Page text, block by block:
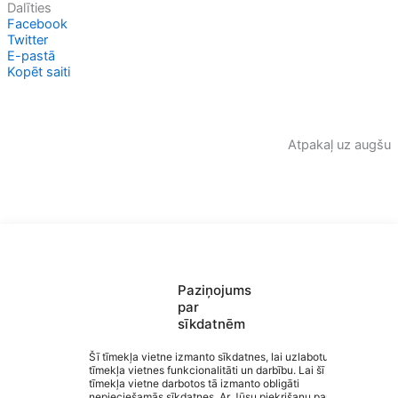
Paziņojums
par
sīkdatnēm
Šī tīmekļa vietne izmanto sīkdatnes, lai uzlabotu
tīmekļa vietnes funkcionalitāti un darbību. Lai šī
tīmekļa vietne darbotos tā izmanto obligāti
Dalīties
Facebook
Twitter
E-pastā
Kopēt saiti
Atpakaļ uz augšu
Saziņa
Izvēlne
Ātrās saites